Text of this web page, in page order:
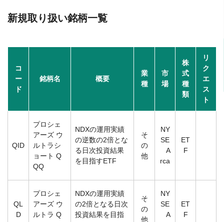
新規取り扱い銘柄一覧
コ
ー
ド
銘柄名 概要
業
種
市
場
株
式
種
類
リ
ク
エ
ス
ト
QID
プロシェ
アーズ ウ
ルトラシ
ョート Q
QQ
NDXの運用実績
の逆数の2倍とな
る日次投資結果
を目指すETF
そ
の
他
NY
SE
A
rca
ET
F
QL
D
プロシェ
アーズ ウ
ルトラ Q
NDXの運用実績
の2倍となる日次
投資結果を目指
そ
の
他
NY
SE
A
ET
F